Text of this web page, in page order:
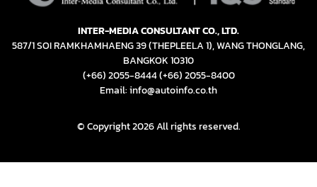
INTER-MEDIA CONSULTANT CO., LTD.
587/1 SOI RAMKHAMHAENG 39 (THEPLEELA 1), WANG THONGLANG,
BANGKOK 10310
(+66) 2055-8444(+66) 2055-8400
Email: info@autoinfo.co.th
© Copyright 2026 All rights reserved.